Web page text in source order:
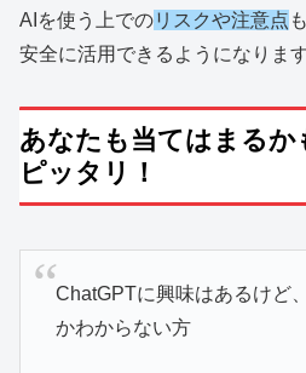
AIを使う上でのリスクや注意点
安全に活用できるようになります
あなたも当てはまるか
ピッタリ！
ChatGPTに興味はあるけど
かわからない方